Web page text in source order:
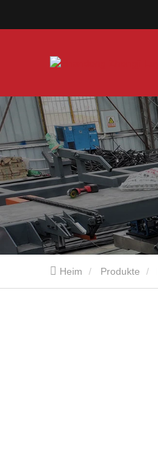
Heim Produkte